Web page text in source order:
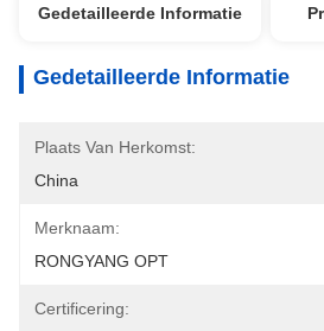
Gedetailleerde Informatie
Gedetailleerde Informatie
Plaats Van Herkomst:
China
Merknaam:
RONGYANG OPT
Certificering: